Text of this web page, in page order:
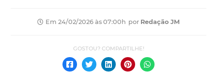
Em 24/02/2026 às 07:00h por Redação JM